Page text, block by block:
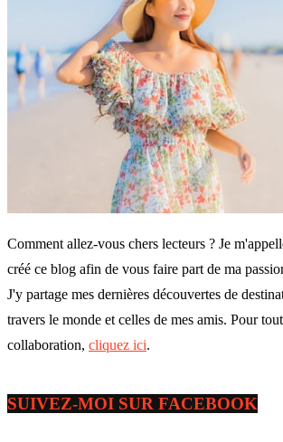
Comment allez-vous chers lecteurs ? Je
créé ce blog afin de vous faire part de ma
J'y partage mes dernières découvertes de
travers le monde et celles de mes amis. Pour
collaboration, cliquez ici.
SUIVEZ-MOI SUR FACEBOOK